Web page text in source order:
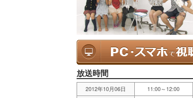
放送時間
2012年10月06日 11:00～12:00